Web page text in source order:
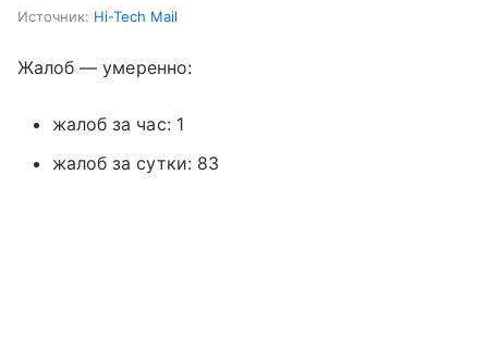
Источник: Hi-Tech Mail
Жалоб — умеренно:
жалоб за час: 1
жалоб за сутки: 83